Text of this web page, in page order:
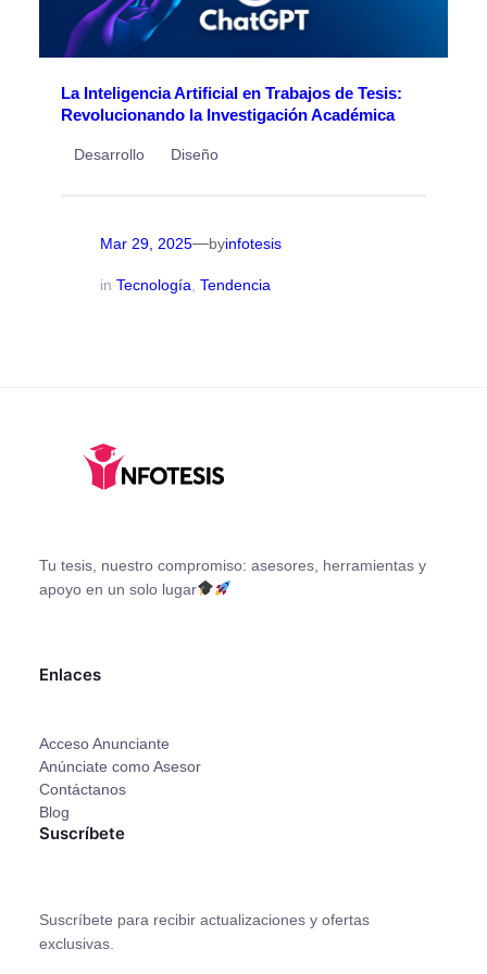
La Inteligencia Artificial en Trabajos de Tesis:
Revolucionando la Investigación Académica
Desarrollo Diseño
Mar 29, 2025—byinfotesis
in Tecnología, Tendencia
Tu tesis, nuestro compromiso: asesores, herramientas y
apoyo en un solo lugar
Enlaces
Acceso Anunciante
Anúnciate como Asesor
Contáctanos
Blog
Suscríbete
Suscríbete para recibir actualizaciones y ofertas
exclusivas.